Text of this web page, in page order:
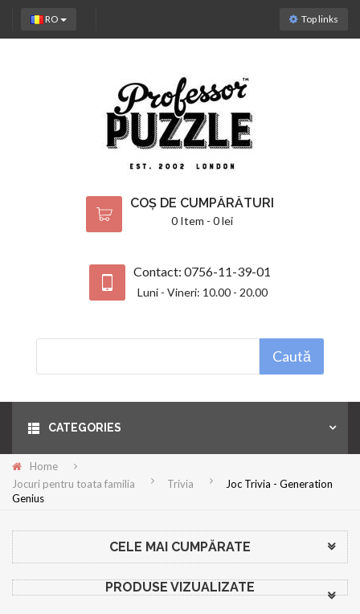
Top links
RO
COȘ DE CUMPĂRĂTURI
0 Item - 0 lei
Contact: 0756-11-39-01
Luni - Vineri: 10.00 - 20.00
Caută
CATEGORIES
Home
Jocuri pentru toata familia
Trivia
Joc Trivia - Generation
Genius
CELE MAI CUMPĂRATE
PRODUSE VIZUALIZATE